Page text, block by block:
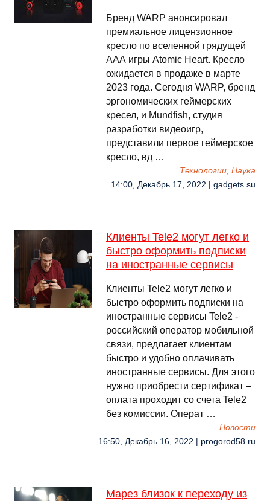
Бренд WARP анонсировал
премиальное лицензионное
кресло по вселенной грядущей
ААА игры Atomic Heart. Кресло
ожидается в продаже в марте
2023 года. Сегодня WARP, бренд
эргономических геймерских
кресел, и Mundfish, студия
разработки видеоигр,
представили первое геймерское
кресло, вд …
Технологии, Наука
14:00, Декабрь 17, 2022 | gadgets.su
Клиенты Tele2 могут легко и
быстро оформить подписки
на иностранные сервисы
Клиенты Tele2 могут легко и
быстро оформить подписки на
иностранные сервисы Tele2 -
российский оператор мобильной
связи, предлагает клиентам
быстро и удобно оплачивать
иностранные сервисы. Для этого
нужно приобрести сертификат –
оплата проходит со счета Tele2
без комиссии. Операт …
Новости
16:50, Декабрь 16, 2022 | progorod58.ru
Марез близок к переходу из